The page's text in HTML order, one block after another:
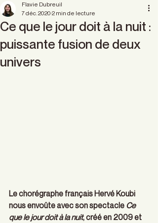
Ce que le jour doit à la nuit :
puissante fusion de deux
univers
Flavie Dubreuil
7 déc. 2020 2 min de lecture
Le chorégraphe français Hervé Koubi
nous envoûte avec son spectacle Ce
que le jour doit à la nuit, créé en 2009 et